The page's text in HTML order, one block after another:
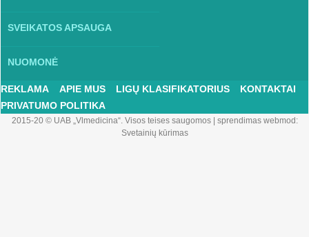
SVEIKATOS APSAUGA
NUOMONĖ
REKLAMA APIE MUS LIGŲ KLASIFIKATORIUS
KONTAKTAI
PRIVATUMO POLITIKA
2015-20 © UAB „Vlmedicina“. Visos teises saugomos| sprendimas webmod:
Svetainių kūrimas